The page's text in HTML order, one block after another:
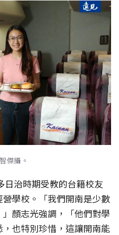
傑攝。
日治時期受教的台籍校友
學校。「我們開南是少數
顏志光強調，「他們對學
也特別珍惜，這讓開南能